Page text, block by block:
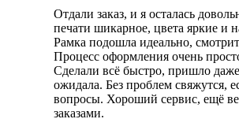
Отдали заказ, и я осталась
печати шикарное, цвета яркие и
Рамка подошла идеально,
Процесс оформления очень
Сделали всё быстро, пришло
ожидала. Без проблем свяжутся,
вопросы. Хороший сервис, ещё
заказами.